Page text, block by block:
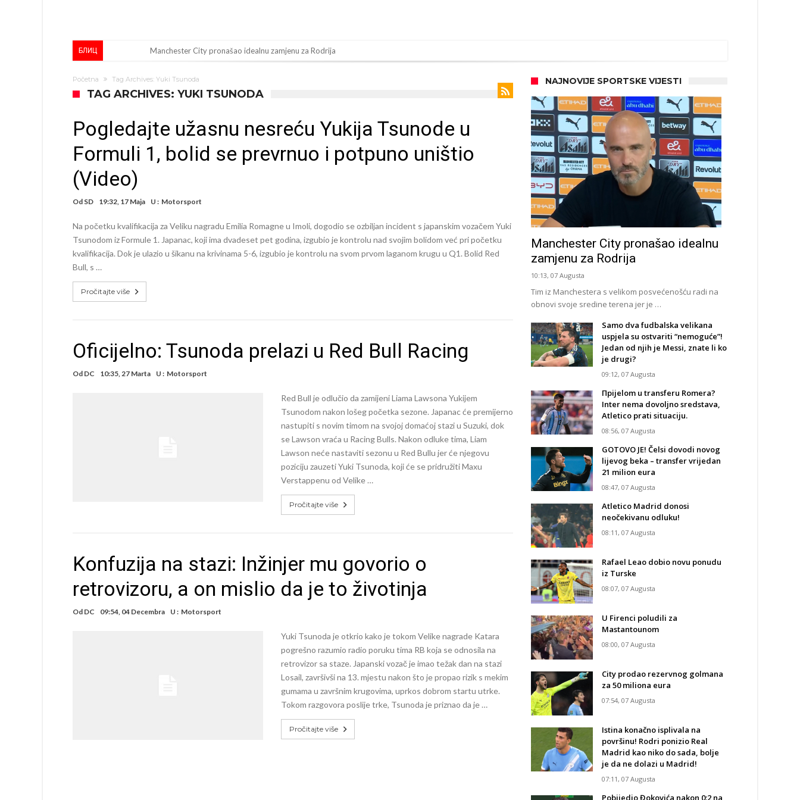
БЛИЦ Manchester City pronašao idealnu zamjenu za Rodrija
Прijelom u transferu Romera? Inter nema dovoljno sredstava, Atletico prati situaciju.
Atletico Madrid donosi neočekivanu odluku!
Rafael Leao dobio novu ponudu iz Turske
Istina konačno isplivala na površinu! Rodri ponizio Real Madrid kao niko do sada, bolje je da ne dolazi u Madrid!
Pobijedio Đokovića nakon 0:2 na Rolan Garosu, sada je dao sramotan komentar na njegov račun
Početna Tag Archives: Yuki Tsunoda
TAG ARCHIVES: YUKI TSUNODA
Pogledajte užasnu nesreću Yukija Tsunode u
Formuli 1, bolid se prevrnuo i potpuno uništio
(Video)
Od SD 19:32, 17 Maja U : Motorsport
Na početku kvalifikacija za Veliku nagradu Emilia Romagne u Imoli, dogodio se ozbiljan incident s japanskim vozačem Yuki
Tsunodom iz Formule 1. Japanac, koji ima dvadeset pet godina, izgubio je kontrolu nad svojim bolidom već pri početku
kvalifikacija. Dok je ulazio u šikanu na krivinama 5-6, izgubio je kontrolu na svom prvom laganom krugu u Q1. Bolid Red
Bull, s …
Pročitajte više
Oficijelno: Tsunoda prelazi u Red Bull Racing
Od DC 10:35, 27 Marta U : Motorsport
Red Bull je odlučio da zamijeni Liama Lawsona Yukijem
Tsunodom nakon lošeg početka sezone. Japanac će premijerno
nastupiti s novim timom na svojoj domaćoj stazi u Suzuki, dok
se Lawson vraća u Racing Bulls. Nakon odluke tima, Liam
Lawson neće nastaviti sezonu u Red Bullu jer će njegovu
poziciju zauzeti Yuki Tsunoda, koji će se pridružiti Maxu
Verstappenu od Velike …
Pročitajte više
Konfuzija na stazi: Inžinjer mu govorio o
retrovizoru, a on mislio da je to životinja
Od DC 09:54, 04 Decembra U : Motorsport
Yuki Tsunoda je otkrio kako je tokom Velike nagrade Katara
pogrešno razumio radio poruku tima RB koja se odnosila na
retrovizor sa staze. Japanski vozač je imao težak dan na stazi
Losail, završivši na 13. mjestu nakon što je propao rizik s mekim
gumama u završnim krugovima, uprkos dobrom startu utrke.
Tokom razgovora poslije trke, Tsunoda je priznao da je …
Pročitajte više
NAJNOVIJE SPORTSKE VIJESTI
Manchester City pronašao idealnu
zamjenu za Rodrija
10:13, 07 Augusta
Tim iz Manchestera s velikom posvećenošću radi na
obnovi svoje sredine terena jer je …
Samo dva fudbalska velikana
uspjela su ostvariti “nemoguće”!
Jedan od njih je Messi, znate li ko
je drugi?
09:12, 07 Augusta
Прijelom u transferu Romera?
Inter nema dovoljno sredstava,
Atletico prati situaciju.
08:56, 07 Augusta
GOTOVO JE! Čelsi dovodi novog
lijevog beka – transfer vrijedan
21 milion eura
08:47, 07 Augusta
Atletico Madrid donosi
neočekivanu odluku!
08:11, 07 Augusta
Rafael Leao dobio novu ponudu
iz Turske
08:07, 07 Augusta
U Firenci poludili za
Mastantounom
08:00, 07 Augusta
City prodao rezervnog golmana
za 50 miliona eura
07:54, 07 Augusta
Istina konačno isplivala na
površinu! Rodri ponizio Real
Madrid kao niko do sada, bolje
je da ne dolazi u Madrid!
07:11, 07 Augusta
Pobijedio Đokovića nakon 0:2 na